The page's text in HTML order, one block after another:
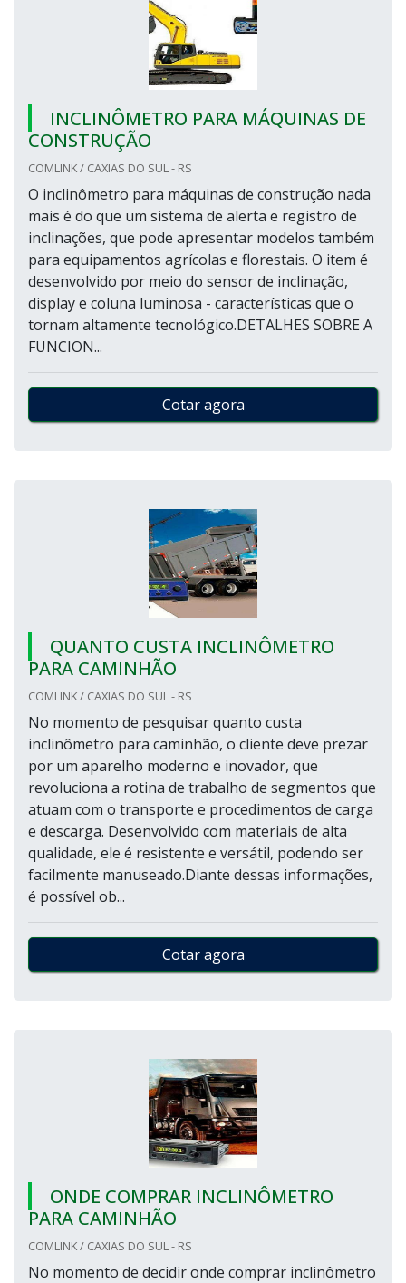
INCLINÔMETRO PARA MÁQUINAS DE
CONSTRUÇÃO
COMLINK / CAXIAS DO SUL - RS
O inclinômetro para máquinas de construção nada
mais é do que um sistema de alerta e registro de
inclinações, que pode apresentar modelos também
para equipamentos agrícolas e florestais. O item é
desenvolvido por meio do sensor de inclinação,
display e coluna luminosa - características que o
tornam altamente tecnológico.DETALHES SOBRE A
FUNCION...
Cotar agora
QUANTO CUSTA INCLINÔMETRO
PARA CAMINHÃO
COMLINK / CAXIAS DO SUL - RS
No momento de pesquisar quanto custa
inclinômetro para caminhão, o cliente deve prezar
por um aparelho moderno e inovador, que
revoluciona a rotina de trabalho de segmentos que
atuam com o transporte e procedimentos de carga
e descarga. Desenvolvido com materiais de alta
qualidade, ele é resistente e versátil, podendo ser
facilmente manuseado.Diante dessas informações,
é possível ob...
Cotar agora
ONDE COMPRAR INCLINÔMETRO
PARA CAMINHÃO
COMLINK / CAXIAS DO SUL - RS
No momento de decidir onde comprar inclinômetro